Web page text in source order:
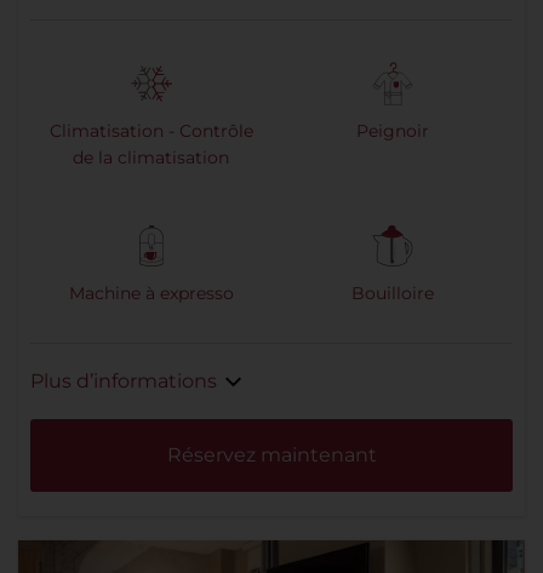
Climatisation - Contrôle
de la climatisation
Peignoir
Machine à expresso Bouilloire
Plus d’informations
Réservez maintenant